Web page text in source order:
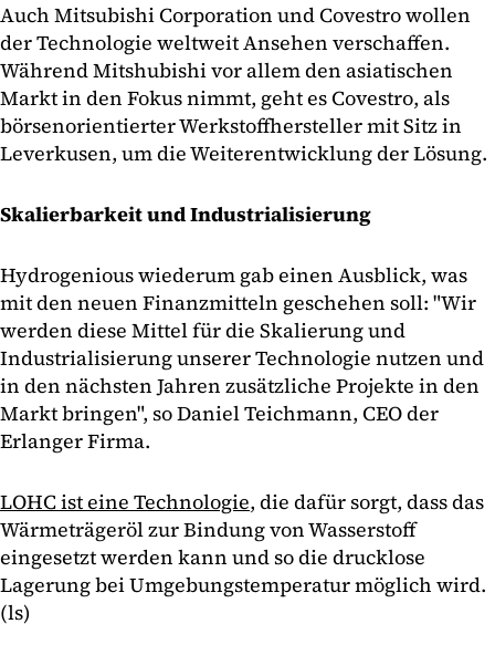
Auch Mitsubishi Corporation und Covestro wollen
der Technologie weltweit Ansehen verschaffen.
Während Mitshubishi vor allem den asiatischen
Markt in den Fokus nimmt, geht es Covestro, als
börsenorientierter Werkstoffhersteller mit Sitz in
Leverkusen, um die Weiterentwicklung der Lösung.
Skalierbarkeit und Industrialisierung
Hydrogenious wiederum gab einen Ausblick, was
mit den neuen Finanzmitteln geschehen soll: "Wir
werden diese Mittel für die Skalierung und
Industrialisierung unserer Technologie nutzen und
in den nächsten Jahren zusätzliche Projekte in den
Markt bringen", so Daniel Teichmann, CEO der
Erlanger Firma.
LOHC ist eine Technologie, die dafür sorgt, dass das
Wärmeträgeröl zur Bindung von Wasserstoff
eingesetzt werden kann und so die drucklose
Lagerung bei Umgebungstemperatur möglich wird.
(ls)